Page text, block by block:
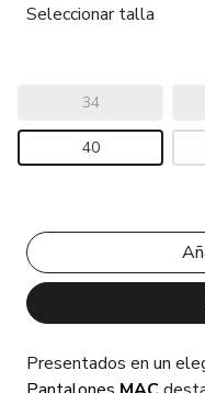
Seleccionar talla
34
40
Presentados en un